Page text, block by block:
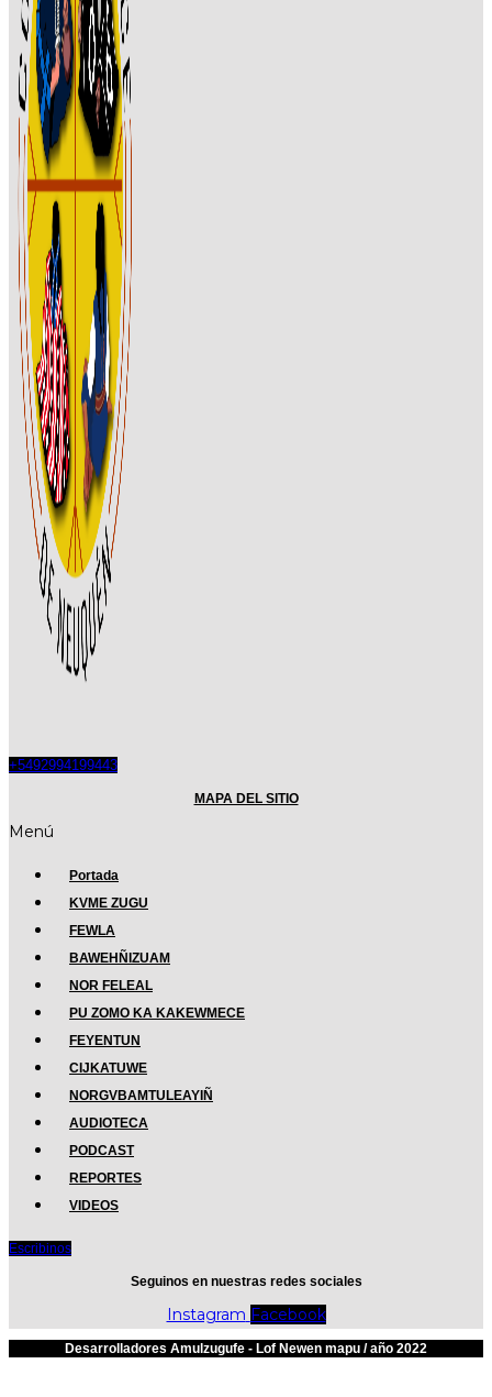
+5492994199443
MAPA DEL SITIO
Menú
Portada
KVME ZUGU
FEWLA
BAWEHÑIZUAM
NOR FELEAL
PU ZOMO KA KAKEWMECE
FEYENTUN
CIJKATUWE
NORGVBAMTULEAYIÑ
AUDIOTECA
PODCAST
REPORTES
VIDEOS
Escribinos
Seguinos en nuestras redes sociales
Instagram Facebook
Desarrolladores Amulzugufe - Lof Newen mapu / año 2022